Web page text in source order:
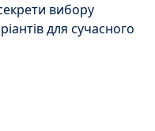
вибору
для сучасного